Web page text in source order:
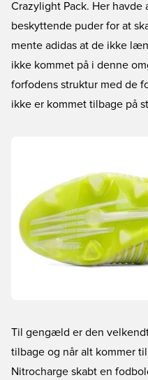
Crazylight Pack. Her
beskyttende puder for at
mente adidas at de ikke
ikke kommet på i denne
forfodens struktur med de
ikke er kommet tilbage på
Til gengæld er den
tilbage og når alt kommer
Nitrocharge skabt en